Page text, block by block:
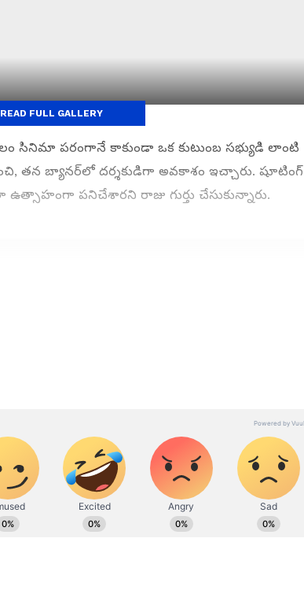
సినిమా పరంగానే కాకుండా ఒక కుటుంబ సభ్యుడి లాంటి
తన బ్యానర్‌లో దర్శకుడిగా అవకాశం ఇచ్చారు. షూటింగ్
పనిచేశారని రాజు గుర్తు చేసుకున్నారు.
READ FULL GALLERY